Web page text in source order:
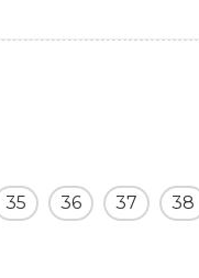
35 36 37 38